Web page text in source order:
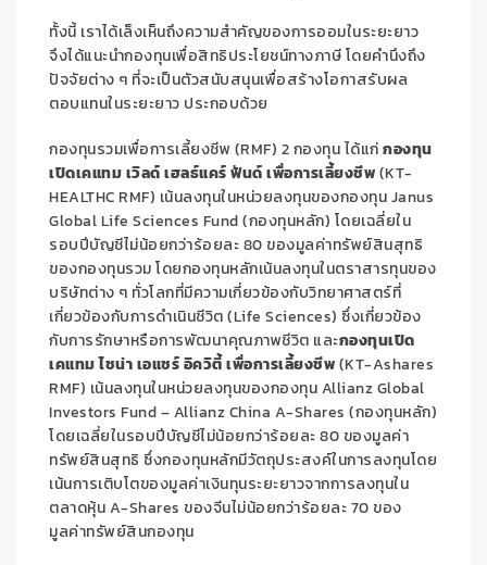
ทั้งนี้ เราได้เล็งเห็นถึงความสำคัญของการออมในระยะยาว
จึงได้แนะนำกองทุนเพื่อสิทธิประโยชน์ทางภาษี โดยคำนึงถึง
ปัจจัยต่าง ๆ ที่จะเป็นตัวสนับสนุนเพื่อสร้างโอกาสรับผล
ตอบแทนในระยะยาว ประกอบด้วย
กองทุนรวมเพื่อการเลี้ยงชีพ (RMF) 2กองทุน ได้แก่กองทุน
เปิดเคแทม เวิลด์ เฮลธ์แคร์ ฟันด์ เพื่อการเลี้ยงชีพ(KT-
HEALTHC RMF) เน้นลงทุนในหน่วยลงทุนของกองทุนJanus
Global Life Sciences Fund (กองทุนหลัก) โดยเฉลี่ยใน
รอบปีบัญชีไม่น้อยกว่าร้อยละ 80 ของมูลค่าทรัพย์สินสุทธิ
ของกองทุนรวม โดยกองทุนหลักเน้นลงทุนในตราสารทุนของ
บริษัทต่าง ๆ ทั่วโลกที่มีความเกี่ยวข้องกับวิทยาศาสตร์ที่
เกี่ยวข้องกับการดำเนินชีวิต (Life Sciences) ซึ่งเกี่ยวข้อง
กับการรักษาหรือการพัฒนาคุณภาพชีวิต และกองทุนเปิด
เคแทม ไชน่า เอแชร์ อิควิตี้ เพื่อการเลี้ยงชีพ(KT-Ashares
RMF) เน้นลงทุนในหน่วยลงทุนของกองทุนAllianz Global
Investors Fund – Allianz China A-Shares (กองทุนหลัก)
โดยเฉลี่ยในรอบปีบัญชีไม่น้อยกว่าร้อยละ80 ของมูลค่า
ทรัพย์สินสุทธิ ซึ่งกองทุนหลักมีวัตถุประสงค์ในการลงทุนโดย
เน้นการเติบโตของมูลค่าเงินทุนระยะยาวจากการลงทุนใน
ตลาดหุ้นA-Shares ของจีนไม่น้อยกว่าร้อยละ 70 ของ
มูลค่าทรัพย์สินกองทุน